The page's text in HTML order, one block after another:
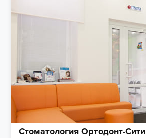
Стоматология Ортодонт-Сити